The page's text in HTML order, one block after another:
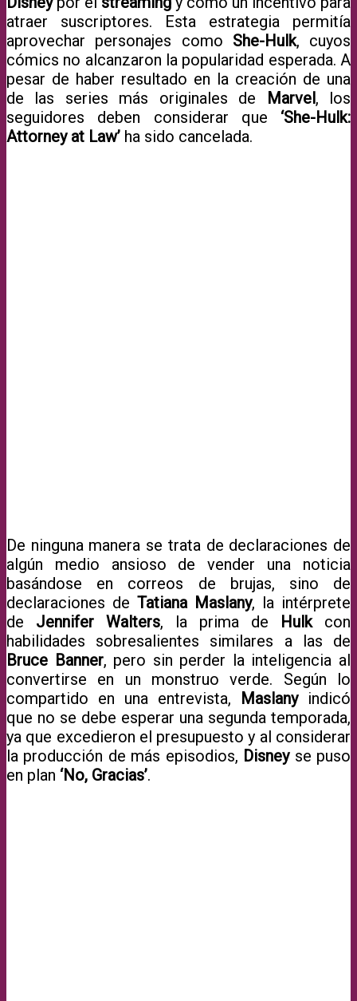
atraer suscriptores. Esta estrategia permitía
aprovechar personajes como She-Hulk, cuyos
cómics no alcanzaron la popularidad esperada. A
pesar de haber resultado en la creación de una
de las series más originales de
Marvel, los
seguidores deben considerar que ‘She-Hulk:
Attorney at Law’ ha sido cancelada.
De ninguna manera se trata de declaraciones de
algún medio ansioso de vender una noticia
basándose en correos de brujas, sino de
declaraciones de Tatiana Maslany, la intérprete
de Jennifer Walters, la prima de Hulkcon
habilidades sobresalientes similares a las de
Bruce Banner, pero sin perder la inteligencia al
convertirse en un monstruo verde. Según lo
compartido en una entrevista,
Maslanyindicó
que no se debe esperar una segunda temporada,
ya que excedieron el presupuesto y al considerar
la producción de más episodios, Disneyse puso
en plan ‘No, Gracias’.